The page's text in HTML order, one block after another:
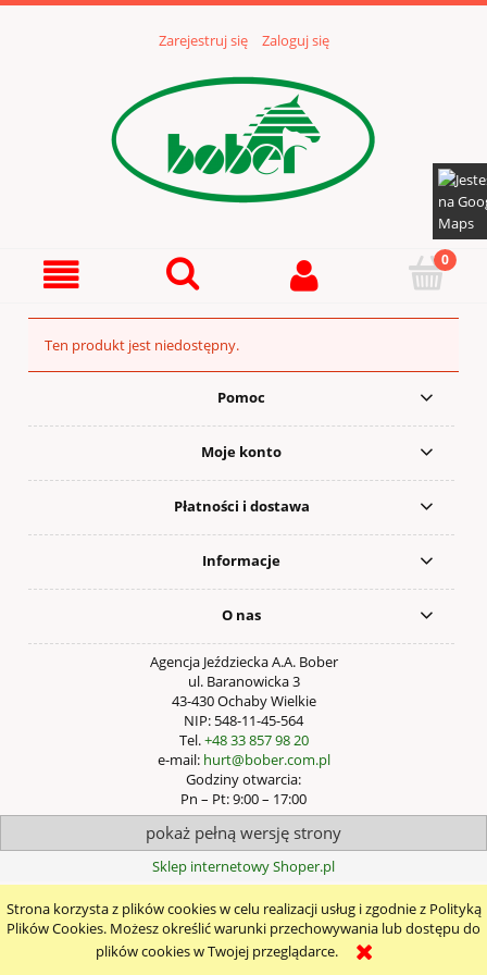
Strona korzysta z plików cookies w celu realizacji usług i zgodnie z Polityką
Plików Cookies. Możesz określić warunki przechowywania lub dostępu do
plików cookies w Twojej przeglądarce.
Zarejestruj się Zaloguj się
Ten produkt jest niedostępny.
Pomoc
Moje konto
Płatności i dostawa
Informacje
O nas
Agencja Jeździecka A.A. Bober
ul. Baranowicka 3
43-430 Ochaby Wielkie
NIP: 548-11-45-564
Tel.+48 33 857 98 20
e-mail: hurt@bober.com.pl
Godziny otwarcia:
Pn – Pt: 9:00 – 17:00
pokaż pełną wersję strony
Sklep internetowy Shoper.pl